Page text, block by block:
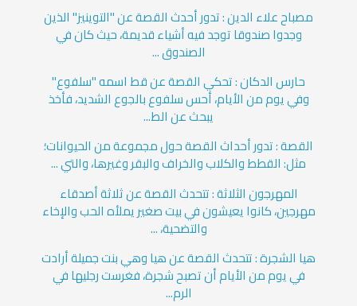
مصباح علاء الدين : تدور أحدث القصة عن "التوينيز" الذين
وجدوا صندوقا توجد فيه أشياء قديمة، حيث كان في
الصندوق ...
حارس الدكان : تحكي القصة عن قط اسمه "سلفوع"
وفي يوم من الأيام، أحس سلفوع بالجوع الشديد، فأخذ
يبحث عن الط...
القصة : تدور أحداث القصة حول مجموعة من الحيوانات؛
مثل: القطط والكلاب والخراف والبقر وغيرها، والتي ...
المهرجون الثلاثة : تتحدث القصة عن ثلاثة أصدقاء
مهرجين، كانوا يعيشون في بيت صغير يملأه الحب والإخاء
والتضحية، ...
هيا الشجرة : تتحدث القصة عن هيا وهي بنت جميلة أرادت
في يوم من الأيام أن تصبح شجرة، فغرست رجليها في
الرم...